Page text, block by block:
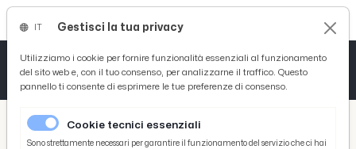
/ Picenotime
/ Ascoli Time
Gestisci la tua privacy
Utilizziamo i cookie per fornire funzionalità essenziali al funzionamento
del sito web e, con il tuo consenso, per analizzarne il traffico. Questo
pannello ti consente di esprimere le tue preferenze di consenso.
Cookie tecnici essenziali
Sono strettamente necessari per garantire il funzionamento del servizio che ci hai
Tutto News
Tutto Sport
Basket
Tutto Curiosità